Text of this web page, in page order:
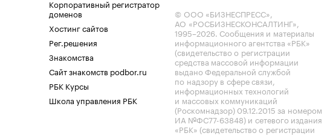
Корпоративный регистратор
доменов
Хостинг сайтов
Рег.решения
Знакомства
Сайт знакомств podbor.ru
РБК Курсы
Школа управления РБК
© ООО «БИЗНЕСПРЕСС»,
АО «РОСБИЗНЕСКОНСАЛТИНГ»,
1995–2026. Сообщения и материалы
информационного агентства «РБК»
(свидетельство о регистрации
средства массовой информации
выдано Федеральной службой
по надзору в сфере связи,
информационных технологий
и массовых коммуникаций
(Роскомнадзор) 09.12.2015 за номером
ИА №ФС77-63848) и сетевого издания
«РБК» (свидетельство о регистрации